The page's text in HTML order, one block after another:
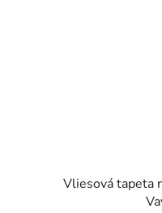
Vliesová tapeta